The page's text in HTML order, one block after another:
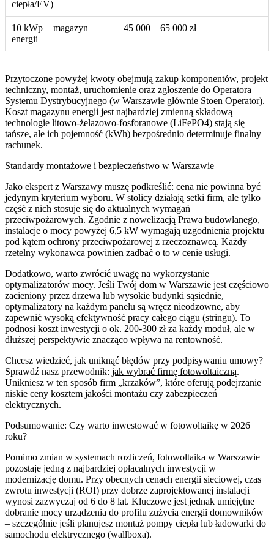
ciepła/EV)
10 kWp + magazyn
energii
45 000 – 65 000 zł
Przytoczone powyżej kwoty obejmują zakup komponentów, projekt
techniczny, montaż, uruchomienie oraz zgłoszenie do Operatora
Systemu Dystrybucyjnego (w Warszawie głównie Stoen Operator).
Koszt magazynu energii jest najbardziej zmienną składową –
technologie litowo-żelazowo-fosforanowe (LiFePO4) stają się
tańsze, ale ich pojemność (kWh) bezpośrednio determinuje finalny
rachunek.
Standardy montażowe i bezpieczeństwo w Warszawie
Jako ekspert z Warszawy muszę podkreślić: cena nie powinna być
jedynym kryterium wyboru. W stolicy działają setki firm, ale tylko
część z nich stosuje się do aktualnych wymagań
przeciwpożarowych. Zgodnie z nowelizacją Prawa budowlanego,
instalacje o mocy powyżej 6,5 kW wymagają uzgodnienia projektu
pod kątem ochrony przeciwpożarowej z rzeczoznawcą. Każdy
rzetelny wykonawca powinien zadbać o to w cenie usługi.
Dodatkowo, warto zwrócić uwagę na wykorzystanie
optymalizatorów mocy. Jeśli Twój dom w Warszawie jest częściowo
zacieniony przez drzewa lub wysokie budynki sąsiednie,
optymalizatory na każdym panelu są wręcz nieodzowne, aby
zapewnić wysoką efektywność pracy całego ciągu (stringu). To
podnosi koszt inwestycji o ok. 200-300 zł za każdy moduł, ale w
dłuższej perspektywie znacząco wpływa na rentowność.
Chcesz wiedzieć, jak uniknąć błędów przy podpisywaniu umowy?
Sprawdź nasz przewodnik: jak wybrać firmę fotowoltaiczną.
Unikniesz w ten sposób firm „krzaków”, które oferują podejrzanie
niskie ceny kosztem jakości montażu czy zabezpieczeń
elektrycznych.
Podsumowanie: Czy warto inwestować w fotowoltaikę w 2026
roku?
Pomimo zmian w systemach rozliczeń, fotowoltaika w Warszawie
pozostaje jedną z najbardziej opłacalnych inwestycji w
modernizację domu. Przy obecnych cenach energii sieciowej, czas
zwrotu inwestycji (ROI) przy dobrze zaprojektowanej instalacji
wynosi zazwyczaj od 6 do 8 lat. Kluczowe jest jednak umiejętne
dobranie mocy urządzenia do profilu zużycia energii domowników
– szczególnie jeśli planujesz montaż pompy ciepła lub ładowarki do
samochodu elektrycznego (wallboxa).